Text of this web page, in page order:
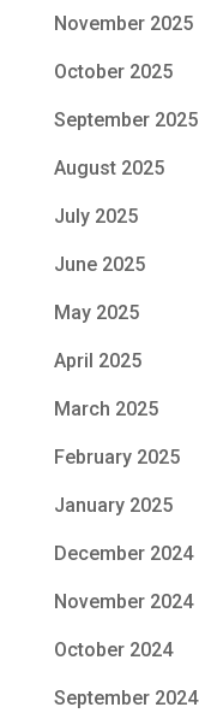
November 2025
October 2025
September 2025
August 2025
July 2025
June 2025
May 2025
April 2025
March 2025
February 2025
January 2025
December 2024
November 2024
October 2024
September 2024